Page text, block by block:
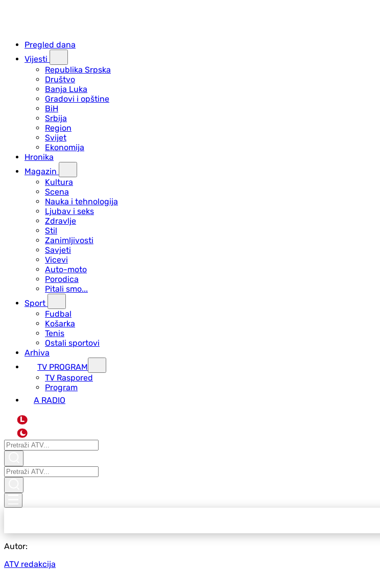
Pregled dana
Vijesti
Republika Srpska
Društvo
Banja Luka
Gradovi i opštine
BiH
Srbija
Region
Svijet
Ekonomija
Hronika
Magazin
Kultura
Scena
Nauka i tehnologija
Ljubav i seks
Zdravlje
Stil
Zanimljivosti
Savjeti
Vicevi
Auto-moto
Porodica
Pitali smo...
Sport
Fudbal
Košarka
Tenis
Ostali sportovi
Arhiva
TV PROGRAM
ТV Raspored
Program
A RADIO
L
Autor:
ATV redakcija